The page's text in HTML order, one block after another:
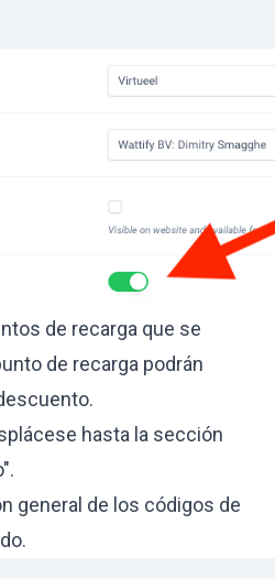
de recarga que se
de recarga podrán
hasta la sección
general de los códigos de